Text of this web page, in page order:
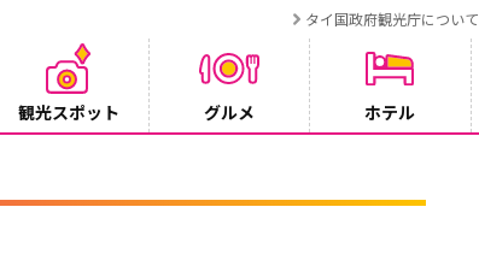
タイ国政府観光庁について
観光スポット グルメ ホテル
CONNEX」8月1日運行開始